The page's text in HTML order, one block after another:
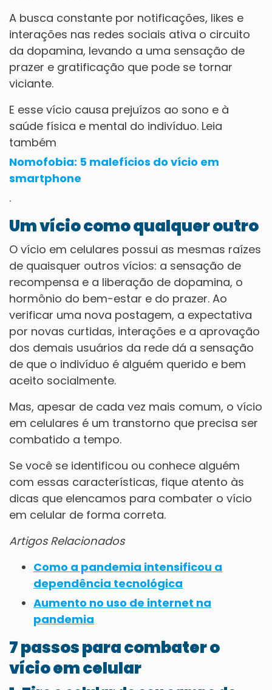
A busca constante por notificações, likes e
interações nas redes sociais ativa o circuito
da dopamina, levando a uma sensação de
prazer e gratificação que pode se tornar
viciante.
E esse vício causa prejuízos ao sono e à
saúde física e mental do indivíduo. Leia
também
Nomofobia: 5 malefícios do vício em
smartphone
.
Um vício como qualquer outro
O vício em celulares possui as mesmas raízes
de quaisquer outros vícios: a sensação de
recompensa e a liberação de dopamina, o
hormônio do bem-estar e do prazer. Ao
verificar uma nova postagem, a expectativa
por novas curtidas, interações e a aprovação
dos demais usuários da rede dá a sensação
de que o indivíduo é alguém querido e bem
aceito socialmente.
Mas, apesar de cada vez mais comum, o vício
em celulares é um transtorno que precisa ser
combatido a tempo.
Se você se identificou ou conhece alguém
com essas características, fique atento às
dicas que elencamos para combater o vício
em celular de forma correta.
Artigos Relacionados
Como a pandemia intensificou a
dependência tecnológica
Aumento no uso de internet na
pandemia
7 passos para combater o
vício em celular